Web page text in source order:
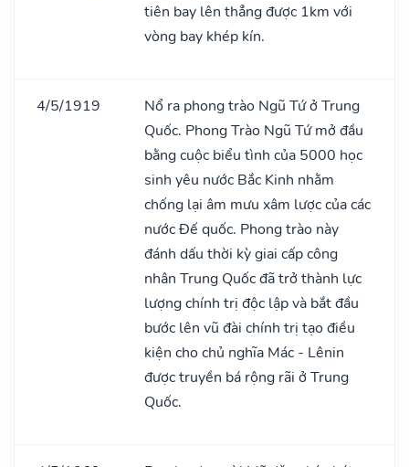
tiên bay lên thẳng được 1km với
vòng bay khép kín.
4/5/1919
Nổ ra phong trào Ngũ Tứ ở Trung
Quốc. Phong Trào Ngũ Tứ mở đầu
bằng cuộc biểu tình của 5000 học
sinh yêu nước Bắc Kinh nhằm
chống lại âm mưu xâm lược của các
nước Đế quốc. Phong trào này
đánh dấu thời kỳ giai cấp công
nhân Trung Quốc đã trở thành lực
lượng chính trị độc lập và bắt đầu
bước lên vũ đài chính trị tạo điều
kiện cho chủ nghĩa Mác - Lênin
được truyền bá rộng rãi ở Trung
Quốc.